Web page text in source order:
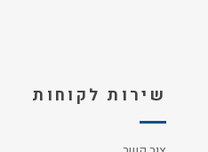
שירות לקוחות